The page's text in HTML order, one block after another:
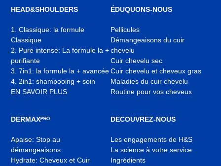
ongletongletonglet
HEAD&SHOULDERS
1. Classique: la formule
Classique
2. Pure intense: La formule la +
purifiante
3. 7in1: la formule la + avancée
4. 2in1: shampooing + soin
EN SAVOIR PLUS
DERMAXᴾᴿᴼ
Apaise: Stop au
démangeaisons
Hydrate: Cheveux et Cuir
ÉDUQUONS-NOUS
Pellicules
Démangeaisons du cuir
chevelu
Cuir chevelu sec
Cuir chevelu et cheveux gras
Maladies du cuir chevelu
Routine pour vos cheveux
DECOUVREZ-NOUS
Les engagements de H&S
La science à votre service
Ingrédients